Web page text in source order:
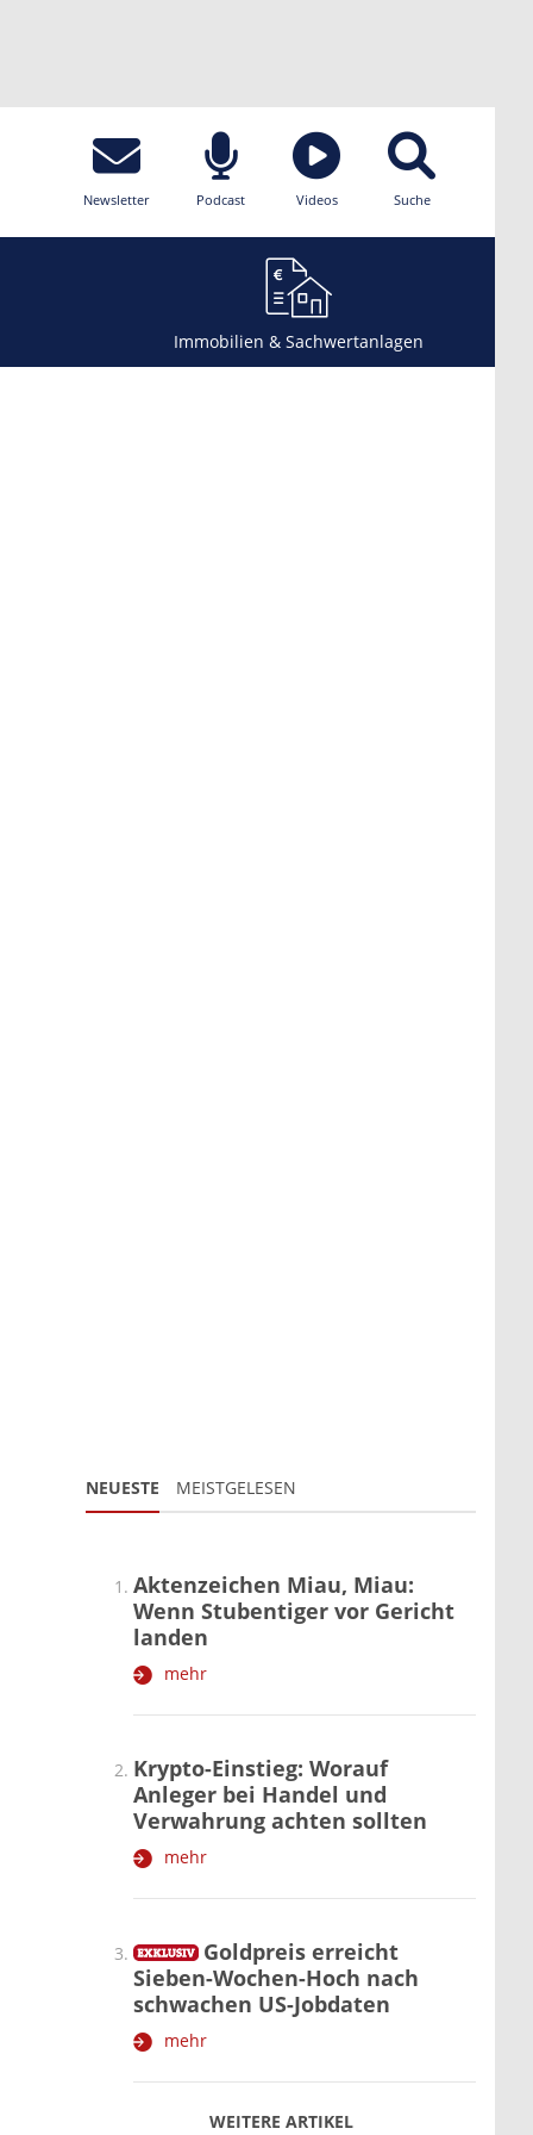
Newsletter Podcast Videos Suche
Immobilien & Sachwertanlagen
NEUESTE MEISTGELESEN
WEITERE ARTIKEL
zurückweiter
Aktenzeichen Miau, Miau:
Wenn Stubentiger vor Gericht
landen
mehr
Krypto-Einstieg: Worauf
Anleger bei Handel und
Verwahrung achten sollten
mehr
Goldpreis erreicht
Sieben-Wochen-Hoch nach
schwachen US-Jobdaten
mehr